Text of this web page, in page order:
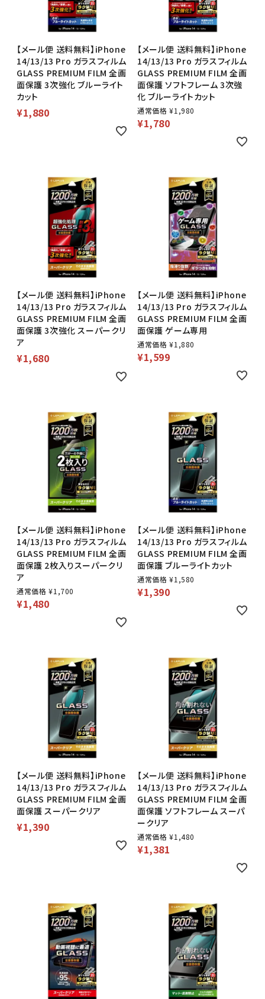
【メール便 送料無料】iPhone
14/13/13 Pro ガラスフィルム
GLASS PREMIUM FILM 全画
面保護 3次強化 ブルーライト
カット
¥1,880
【メール便 送料無料】iPhone
14/13/13 Pro ガラスフィルム
GLASS PREMIUM FILM 全画
面保護 ソフトフレーム 3次強
化 ブルーライトカット
通常価格 ¥1,980
¥1,780
【メール便 送料無料】iPhone
14/13/13 Pro ガラスフィルム
GLASS PREMIUM FILM 全画
面保護 3次強化 スーパークリ
ア
¥1,680
【メール便 送料無料】iPhone
14/13/13 Pro ガラスフィルム
GLASS PREMIUM FILM 全画
面保護 ゲーム専用
通常価格 ¥1,880
¥1,599
【メール便 送料無料】iPhone
14/13/13 Pro ガラスフィルム
GLASS PREMIUM FILM 全画
面保護 2枚入りスーパークリ
ア
通常価格 ¥1,700
¥1,480
【メール便 送料無料】iPhone
14/13/13 Pro ガラスフィルム
GLASS PREMIUM FILM 全画
面保護 ブルーライトカット
通常価格 ¥1,580
¥1,390
【メール便 送料無料】iPhone
14/13/13 Pro ガラスフィルム
GLASS PREMIUM FILM 全画
面保護 スーパークリア
¥1,390
【メール便 送料無料】iPhone
14/13/13 Pro ガラスフィルム
GLASS PREMIUM FILM 全画
面保護 ソフトフレーム スーパ
ークリア
通常価格 ¥1,480
¥1,381